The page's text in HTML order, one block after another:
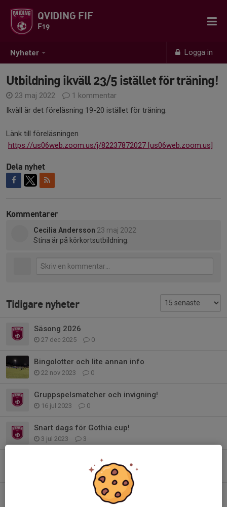
Nyheter Logga in
QVIDING FIF
F19
Utbildning ikväll 23/5 istället för träning!
23 maj 2022
1 kommentar
Ikväll är det föreläsning 19-20 istället för träning.
Länk till föreläsningen
https://us06web.zoom.us/j/82237872027 [us06web.zoom.us]
Dela nyhet
Kommentarer
Cecilia Andersson 23 maj 2022
Stina är på körkortsutbildning.
Tidigare nyheter
Säsong 2026
27 dec 2025 0
Bingolotter och lite annan info
22 nov 2023 0
Gruppspelsmatcher och invigning!
16 jul 2023 0
Snart dags för Gothia cup!
3 jul 2023 3
Gothia cup i sommar!
0
Tack alla för en fantastisk vecka!